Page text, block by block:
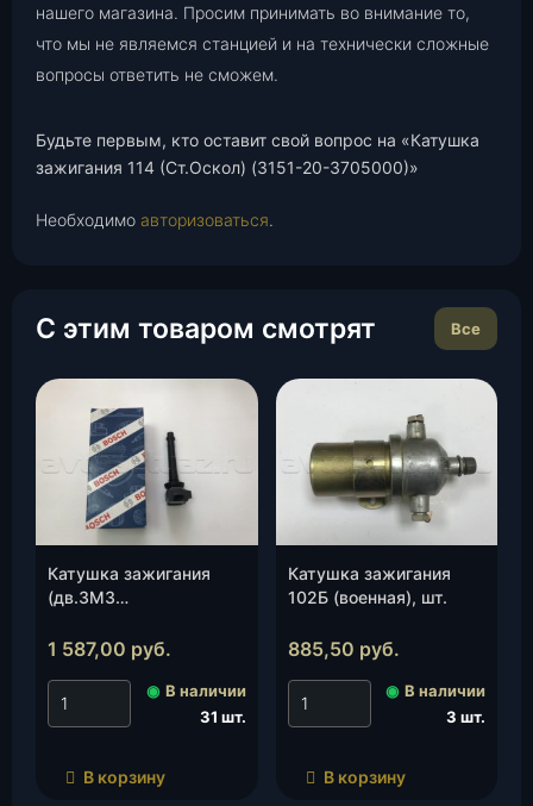
нашего магазина. Просим принимать во внимание то,
что мы не являемся станцией и на технически сложные
вопросы ответить не сможем.
Будьте первым, кто оставит свой вопрос на «Катушка
зажигания 114 (Ст.Оскол) (3151-20-3705000)»
Необходимо авторизоваться.
С этим товаром смотрят Все
Катушка зажигания
(дв.ЗМЗ
504 027) BOSCH, шт.
1 587,00 руб.
◉ В наличии
31 шт.
В корзину
Катушка зажигания
102Б (военная), шт.
885,50 руб.
◉ В наличии
3 шт.
В корзину